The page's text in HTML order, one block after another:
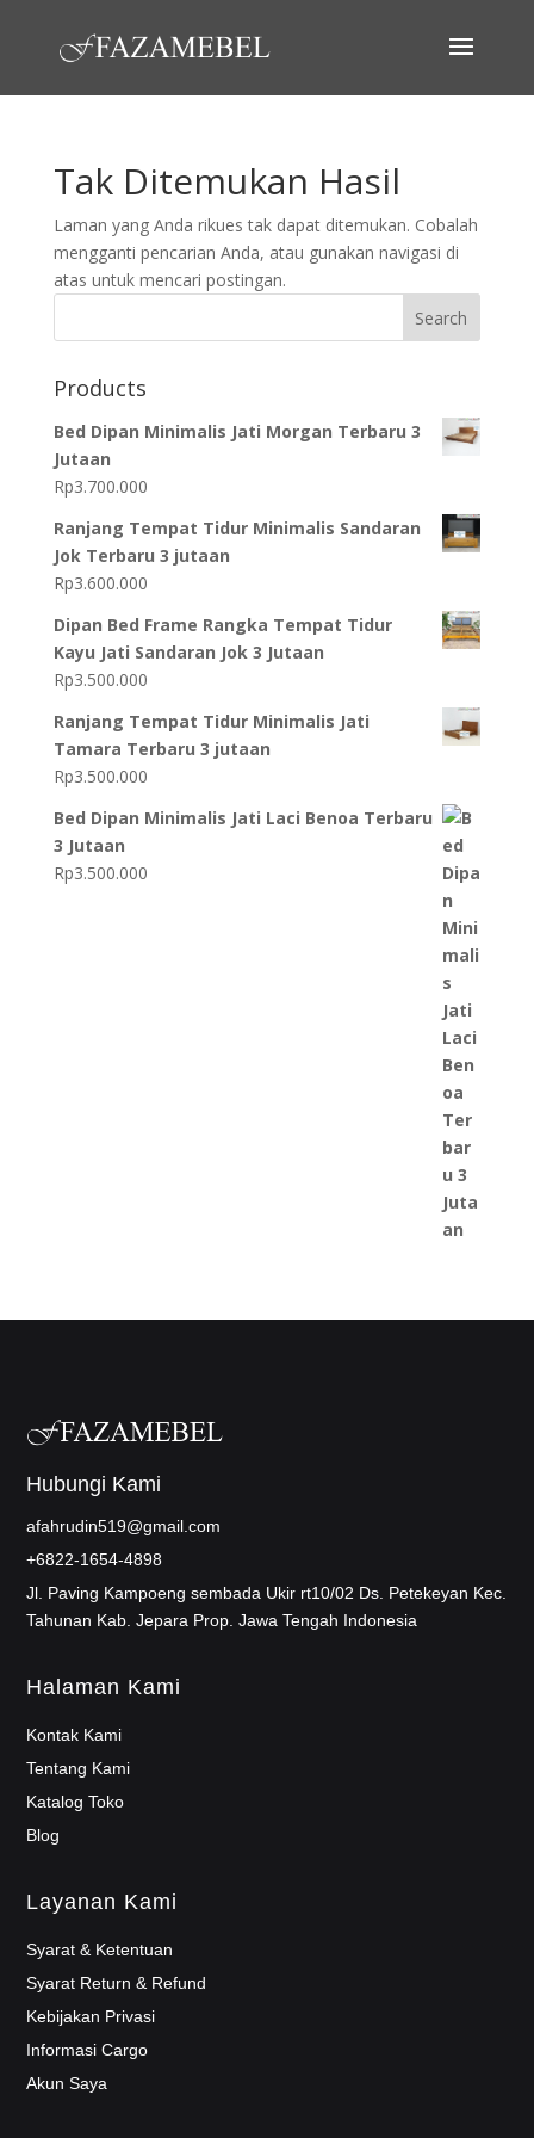
Tak Ditemukan Hasil
Laman yang Anda rikues tak dapat ditemukan. Cobalah
mengganti pencarian Anda, atau gunakan navigasi di
atas untuk mencari postingan.
Search
Products
Bed Dipan Minimalis Jati Morgan Terbaru 3
Jutaan
Rp3.700.000
Ranjang Tempat Tidur Minimalis Sandaran
Jok Terbaru 3 jutaan
Rp3.600.000
Dipan Bed Frame Rangka Tempat Tidur
Kayu Jati Sandaran Jok 3 Jutaan
Rp3.500.000
Ranjang Tempat Tidur Minimalis Jati
Tamara Terbaru 3 jutaan
Rp3.500.000
Bed Dipan Minimalis Jati Laci Benoa Terbaru
3 Jutaan
Rp3.500.000
Hubungi Kami
afahrudin519@gmail.com
+6822-1654-4898
Jl. Paving Kampoeng sembada Ukir rt10/02 Ds. Petekeyan Kec.
Tahunan Kab. Jepara Prop. Jawa Tengah Indonesia
Halaman Kami
Kontak Kami
Tentang Kami
Katalog Toko
Blog
Layanan Kami
Syarat & Ketentuan
Syarat Return & Refund
Kebijakan Privasi
Informasi Cargo
Akun Saya